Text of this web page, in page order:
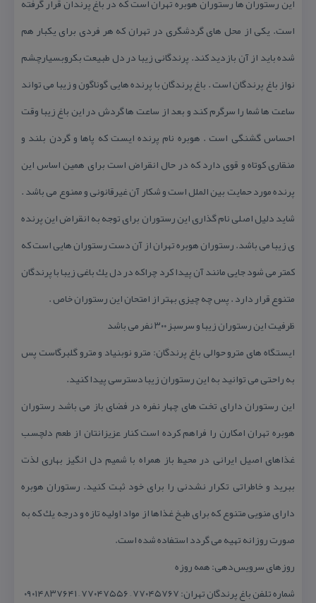
است. یكی از محل های گردشگری در تهران كه هر فردی برای یكبار هم
شده باید از آن بازدید كند. پرندگانی زیبا در دل طبیعت بكروبسیارچشم
نواز باغ پرندگان است . باغ پرندگان با پرنده هایی گوناگون و زیبا می تواند
ساعت ها شما را سرگرم كند و بعد از ساعت ها گردش در این باغ زیبا وقت
احساس گشنگی است . هوبره نام پرنده ایست كه پاها و گردن بلند و
منقاری كوتاه و قوی دارد كه در حال انقراض است برای همین اساس این
پرنده مورد حمایت بین الملل است و شكار آن غیرقانونی و ممنوع می باشد .
شاید دلیل اصلی نام گذاری این رستوران برای توجه به انقراض این پرنده
ی زیبا می باشد. رستوران هوبره تهران از آن دست رستوران هایی است كه
كمتر می شود جایی مانند آن پیدا كرد چراكه در دل یك باغی زیبا با پرندگان
متنوع قرار دارد . پس چه چیزی بهتر از امتحان این رستوران خاص .
ظرفیت این رستوران زیبا و سرسبز ۳۰۰ نفر می باشد
ایستگاه های مترو حوالی باغ پرندگان: مترو نوبنیاد و مترو گلبرگاست پس
به راحتی می توانید به این رستوران زیبا دسترسی پیدا كنید.
این رستوران دارای تخت های چهار نفره در فضای باز می باشد رستوران
هوبره تهران امكارن را فراهم كرده است كنار عزیزانتان از طعم دلچسب
غذاهای اصیل ایرانی در محیط باز همراه با شمیم دل انگیز بهاری لذت
ببرید و خاطراتی تكرار نشدنی را برای خود ثبت كنید. رستوران هوبره
دارای منویی متنوع كه برای طبخ غذاها از مواد اولیه تازه و درجه یك كه به
صورت روزانه تهیه می گردد استفاده شده است.
روزهای سرویس‌دهی: همه روزه
شماره تلفن باغ پرندگان تهران: ۷۷۰۴۵۷۶۷ – ۷۷۰۴۷۵۵۶ – ۰۹۰۱۴۸۳۷۶۴۱